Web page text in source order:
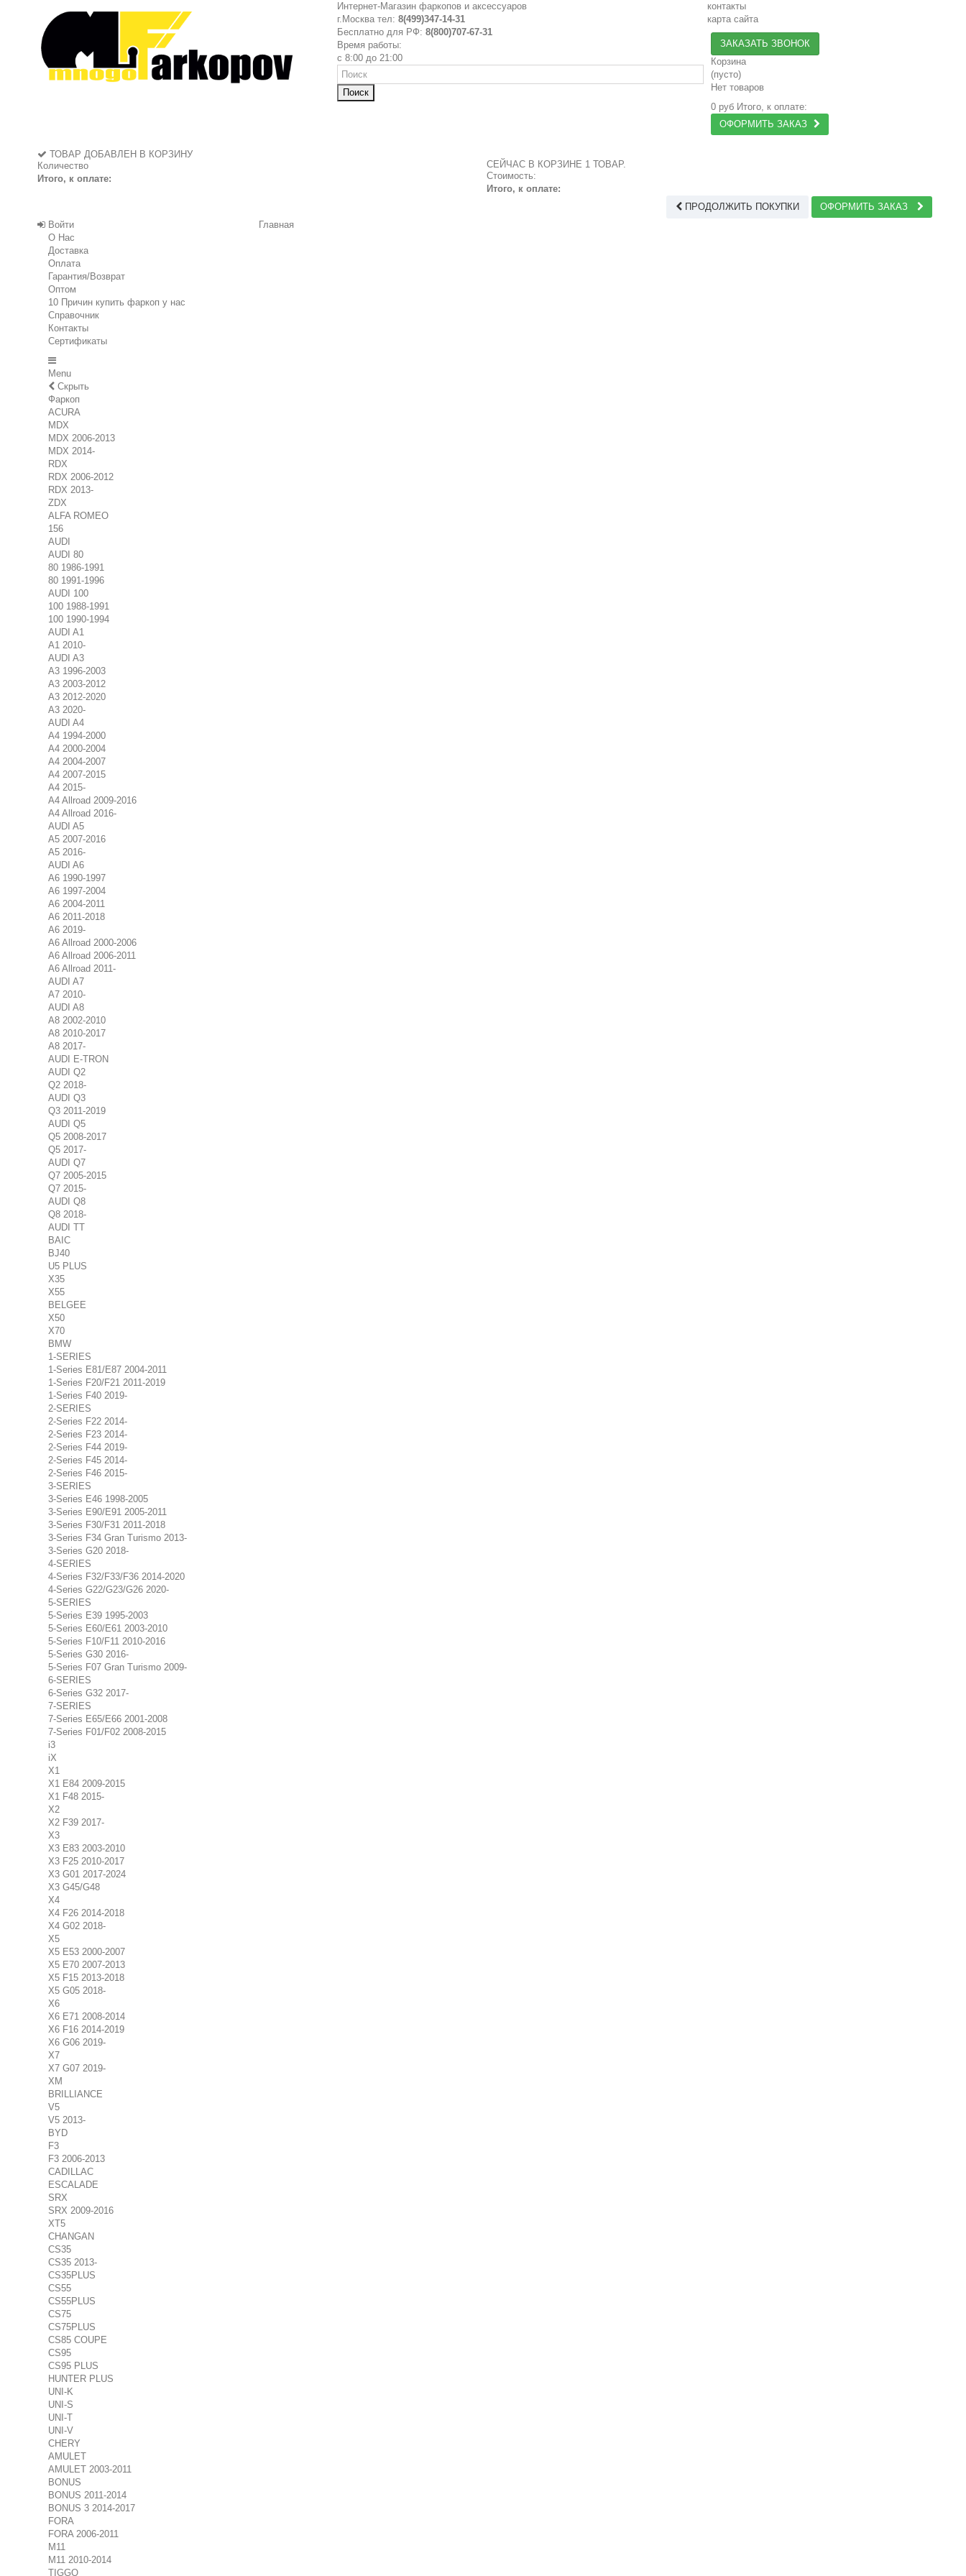
Интернет-Магазин фаркопов и аксессуаров
г.Москва тел: 8(499)347-14-31
Бесплатно для РФ: 8(800)707-67-31
Время работы:
с 8:00 до 21:00
Поиск
контакты
карта сайта
ЗАКАЗАТЬ ЗВОНОК
Корзина
(пусто)
Нет товаров
0 руб Итого, к оплате:
ОФОРМИТЬ ЗАКАЗ
ТОВАР ДОБАВЛЕН В КОРЗИНУ
Количество
Итого, к оплате:
СЕЙЧАС В КОРЗИНЕ 1 ТОВАР.
Стоимость:
Итого, к оплате:
ПРОДОЛЖИТЬ ПОКУПКИ
ОФОРМИТЬ ЗАКАЗ
Войти
Главная
О Нас
Доставка
Оплата
Гарантия/Возврат
Оптом
10 Причин купить фаркоп у нас
Справочник
Контакты
Сертификаты
Menu
Скрыть
Фаркоп
ACURA
MDX
MDX 2006-2013
MDX 2014-
RDX
RDX 2006-2012
RDX 2013-
ZDX
ALFA ROMEO
156
AUDI
AUDI 80
80 1986-1991
80 1991-1996
AUDI 100
100 1988-1991
100 1990-1994
AUDI A1
A1 2010-
AUDI A3
A3 1996-2003
A3 2003-2012
A3 2012-2020
A3 2020-
AUDI A4
A4 1994-2000
A4 2000-2004
A4 2004-2007
A4 2007-2015
A4 2015-
A4 Allroad 2009-2016
A4 Allroad 2016-
AUDI A5
A5 2007-2016
A5 2016-
AUDI A6
A6 1990-1997
A6 1997-2004
A6 2004-2011
A6 2011-2018
A6 2019-
A6 Allroad 2000-2006
A6 Allroad 2006-2011
A6 Allroad 2011-
AUDI A7
A7 2010-
AUDI A8
A8 2002-2010
A8 2010-2017
A8 2017-
AUDI E-TRON
AUDI Q2
Q2 2018-
AUDI Q3
Q3 2011-2019
AUDI Q5
Q5 2008-2017
Q5 2017-
AUDI Q7
Q7 2005-2015
Q7 2015-
AUDI Q8
Q8 2018-
AUDI TT
BAIC
BJ40
U5 PLUS
X35
X55
BELGEE
X50
X70
BMW
1-SERIES
1-Series E81/E87 2004-2011
1-Series F20/F21 2011-2019
1-Series F40 2019-
2-SERIES
2-Series F22 2014-
2-Series F23 2014-
2-Series F44 2019-
2-Series F45 2014-
2-Series F46 2015-
3-SERIES
3-Series E46 1998-2005
3-Series E90/E91 2005-2011
3-Series F30/F31 2011-2018
3-Series F34 Gran Turismo 2013-
3-Series G20 2018-
4-SERIES
4-Series F32/F33/F36 2014-2020
4-Series G22/G23/G26 2020-
5-SERIES
5-Series E39 1995-2003
5-Series E60/E61 2003-2010
5-Series F10/F11 2010-2016
5-Series G30 2016-
5-Series F07 Gran Turismo 2009-
6-SERIES
6-Series G32 2017-
7-SERIES
7-Series E65/E66 2001-2008
7-Series F01/F02 2008-2015
i3
iX
X1
X1 E84 2009-2015
X1 F48 2015-
X2
X2 F39 2017-
X3
X3 E83 2003-2010
X3 F25 2010-2017
X3 G01 2017-2024
X3 G45/G48
X4
X4 F26 2014-2018
X4 G02 2018-
X5
X5 E53 2000-2007
X5 E70 2007-2013
X5 F15 2013-2018
X5 G05 2018-
X6
X6 E71 2008-2014
X6 F16 2014-2019
X6 G06 2019-
X7
X7 G07 2019-
XM
BRILLIANCE
V5
V5 2013-
BYD
F3
F3 2006-2013
CADILLAC
ESCALADE
SRX
SRX 2009-2016
XT5
CHANGAN
CS35
CS35 2013-
CS35PLUS
CS55
CS55PLUS
CS75
CS75PLUS
CS85 COUPE
CS95
CS95 PLUS
HUNTER PLUS
UNI-K
UNI-S
UNI-T
UNI-V
CHERY
AMULET
AMULET 2003-2011
BONUS
BONUS 2011-2014
BONUS 3 2014-2017
FORA
FORA 2006-2011
M11
M11 2010-2014
TIGGO